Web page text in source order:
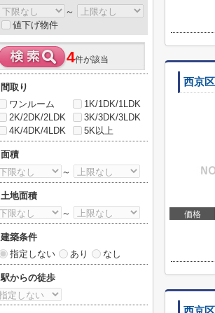
西京
価格
～
値下げ物件
4件が該当
間取り
ワンルーム
1K/1DK/1LDK
2K/2DK/2LDK
3K/3DK/3LDK
4K/4DK/4LDK
5K以上
面積
～
土地面積
～
建築条件
指定しない
あり なし
駅からの徒歩